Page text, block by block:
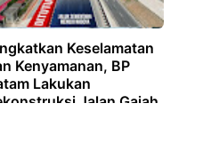
Keselamatan
Kenyamanan, BP
Lakukan
Jalan Gajah